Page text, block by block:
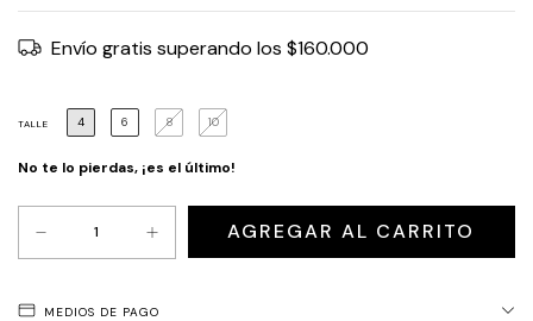
Envío gratis superando los $160.000
TALLE 4 6 8 10
No te lo pierdas, ¡es el último!
MEDIOS DE PAGO